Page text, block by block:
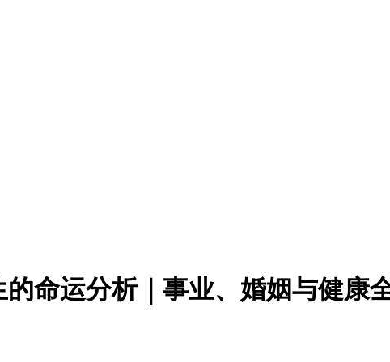
命运分析｜事业、婚姻与健康